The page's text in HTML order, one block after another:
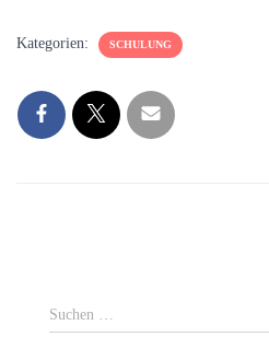
Kategorien: SCHULUNG
S
u
Suchen …